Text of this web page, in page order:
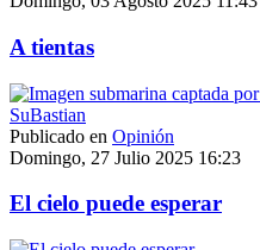
A tientas
Publicado en Opinión
Domingo, 27 Julio 2025 16:23
El cielo puede esperar